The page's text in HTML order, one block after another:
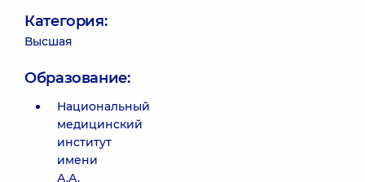
Категория:
Высшая
Образование:
Национальный
медицинский
институт
имени
А.А.